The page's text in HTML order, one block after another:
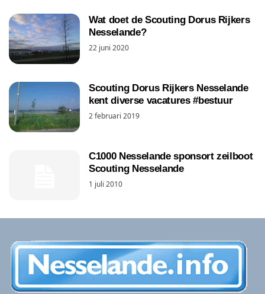
Wat doet de Scouting Dorus Rijkers
Nesselande?
22 juni 2020
Scouting Dorus Rijkers Nesselande
kent diverse vacatures #bestuur
2 februari 2019
C1000 Nesselande sponsort zeilboot
Scouting Nesselande
1 juli 2010